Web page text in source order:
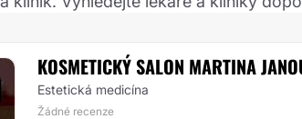
KOSMETICKÝ SALON MARTINA
Estetická medicína
Žádné recenze